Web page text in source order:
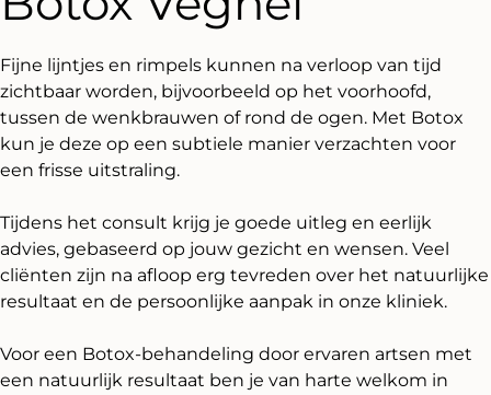
Fijne lijntjes en rimpels kunnen na verloop van tijd
zichtbaar worden, bijvoorbeeld op het voorhoofd,
tussen de wenkbrauwen of rond de ogen. Met Botox
kun je deze op een subtiele manier verzachten voor
een frisse uitstraling.
Tijdens het consult krijg je goede uitleg en eerlijk
advies, gebaseerd op jouw gezicht en wensen. Veel
cliënten zijn na afloop erg tevreden over het natuurlijke
resultaat en de persoonlijke aanpak in onze kliniek.
Voor een Botox-behandeling door ervaren artsen met
een natuurlijk resultaat ben je van harte welkom in